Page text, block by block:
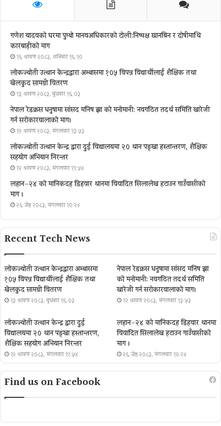
गणेश यादवको घरमा पुग्याे मानवअधिकारकाे टोली:निष्पक्ष छानबिन र दोषीमाथि
कारबाहीको माग
१६ श्रावण २०८३, शनिबार १६:१०
लोकज्योती उत्थान केन्द्रद्वारा अम्बासमा १०५ विपन्न विद्यार्थीलाई शैक्षिक तथा
खेलकुद सामग्री वितरण
१३ श्रावण २०८३, बुधबार १६:०३
नेपाल रेडक्रस धनुषामा सांसद मनिष झा को मनोमानी: नवगठित तदर्थ समिति खारेजी
गर्न सरोकारवालाको माग।
१२ श्रावण २०८३, मंगलवार १३:५३
लोकज्योती उत्थान केन्द्र द्वारा दुई विद्यालयमा २० थान पङ्खा हस्तान्तरण, शैक्षिक
सहयोग अभियान निरन्तर
१२ श्रावण २०८३, मंगलवार ११:५४
लहान–२४ को मानिकदह डिहवार थानमा विवादित सिलालेख हटाउन गाउँवासीको
माग ।
२६ जेष्ठ २०८३, मंगलवार १०:२४
Recent Tech News
लोकज्योती उत्थान केन्द्रद्वारा अम्बासमा
१०५ विपन्न विद्यार्थीलाई शैक्षिक तथा
खेलकुद सामग्री वितरण
१३ श्रावण २०८३, बुधबार १६:०३
नेपाल रेडक्रस धनुषामा सांसद मनिष झा
को मनोमानी: नवगठित तदर्थ समिति
खारेजी गर्न सरोकारवालाको माग।
१२ श्रावण २०८३, मंगलवार १३:५३
लोकज्योती उत्थान केन्द्र द्वारा दुई
विद्यालयमा २० थान पङ्खा हस्तान्तरण,
शैक्षिक सहयोग अभियान निरन्तर
१२ श्रावण २०८३, मंगलवार ११:५४
लहान–२४ को मानिकदह डिहवार थानमा
विवादित सिलालेख हटाउन गाउँवासीको
माग ।
२६ जेष्ठ २०८३, मंगलवार १०:२४
Find us on Facebook